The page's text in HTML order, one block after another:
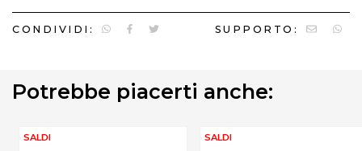
CONDIVIDI: SUPPORTO:
Potrebbe piacerti anche:
SALDI SALDI